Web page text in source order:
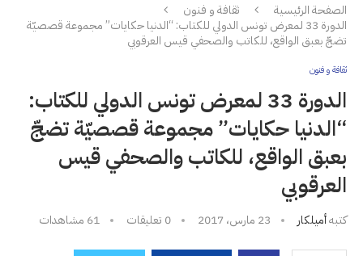
الصفحة الرئيسية
ثقافة و فنون
الدورة 33 لمعرض تونس الدولي للكتاب: “الدنيا حكايات” مجموعة قصصيّة
تضجّ بعبق الواقع، للكاتب والصحفي قيس العرقوبي
ثقافة و فنون
الدورة 33 لمعرض تونس الدولي للكتاب:
“الدنيا حكايات” مجموعة قصصيّة تضجّ
بعبق الواقع، للكاتب والصحفي قيس
العرقوبي
كتبهأميلكار 23 مارس، 2017 0 تعليقات 61 مشاهدات